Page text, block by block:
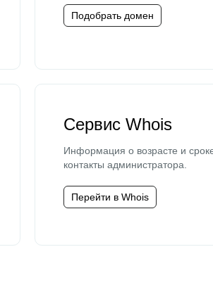
Подобрать домен
Сервис Whois
Информация о возрасте и
контакты администратора.
Перейти в Whois